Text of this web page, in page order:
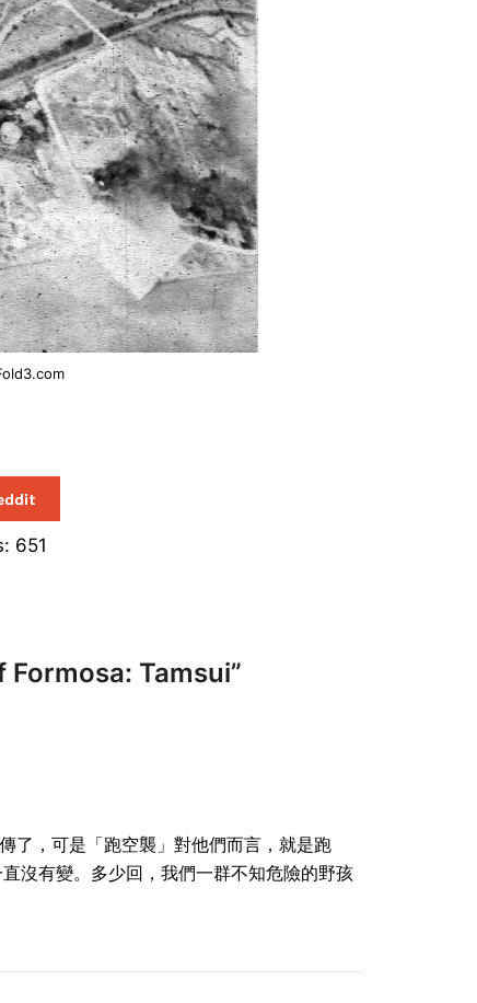
651
Formosa: Tamsui”
了，可是「跑空襲」對他們而言，就是跑
沒有變。多少回，我們一群不知危險的野孩